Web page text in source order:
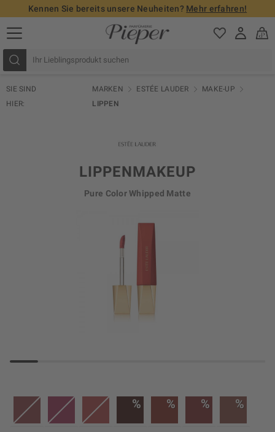
Kennen Sie bereits unsere Neuheiten? Mehr erfahren!
SIE SIND
HIER:
MARKEN ESTÉE LAUDER
MAKE-UP
LIPPEN
LIPPENMAKEUP
Pure Color Whipped Matte
% % % %